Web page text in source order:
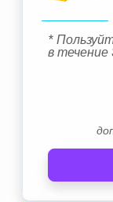
*
в течение